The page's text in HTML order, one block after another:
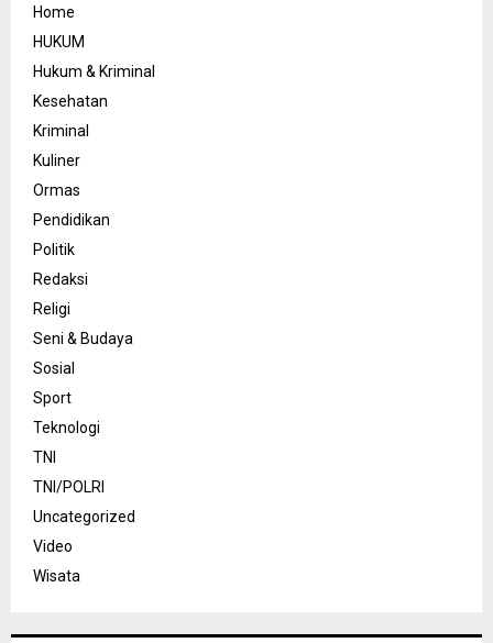
Home
HUKUM
Hukum & Kriminal
Kesehatan
Kriminal
Kuliner
Ormas
Pendidikan
Politik
Redaksi
Religi
Seni & Budaya
Sosial
Sport
Teknologi
TNI
TNI/POLRI
Uncategorized
Video
Wisata